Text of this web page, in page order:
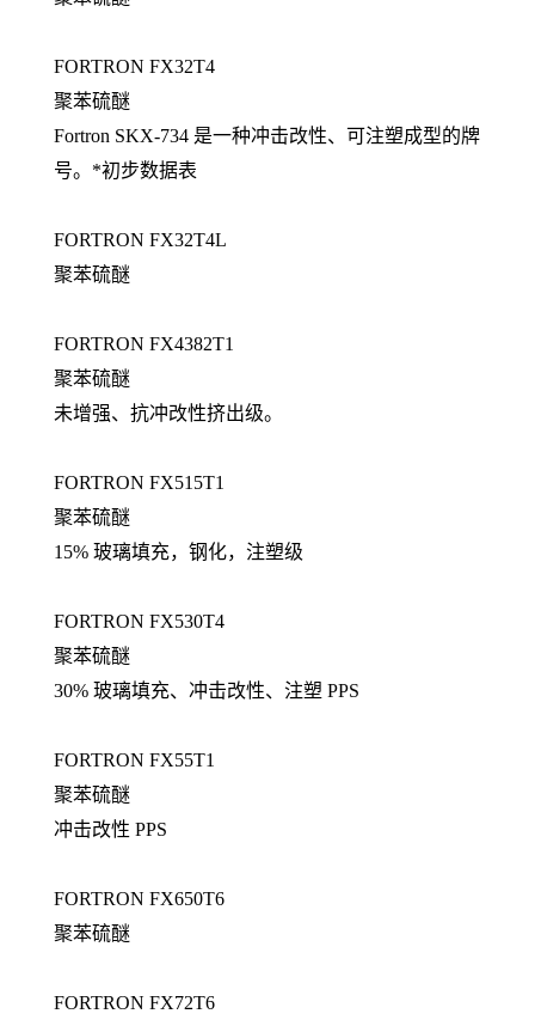
FORTRON FX32T4
聚苯硫醚
Fortron SKX-734 是一种冲击改性、可注塑成型的牌
号。*初步数据表
FORTRON FX32T4L
聚苯硫醚
FORTRON FX4382T1
聚苯硫醚
未增强、抗冲改性挤出级。
FORTRON FX515T1
聚苯硫醚
15% 玻璃填充，钢化，注塑级
FORTRON FX530T4
聚苯硫醚
30% 玻璃填充、冲击改性、注塑 PPS
FORTRON FX55T1
聚苯硫醚
冲击改性 PPS
FORTRON FX650T6
聚苯硫醚
FORTRON FX72T6